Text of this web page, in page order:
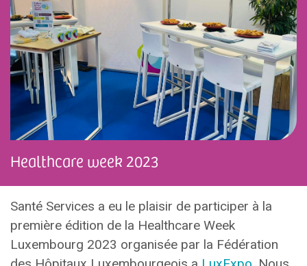
Healthcare week 2023
Santé Services a eu le plaisir de participer à la
première édition de la Healthcare Week
Luxembourg 2023 organisée par la Fédération